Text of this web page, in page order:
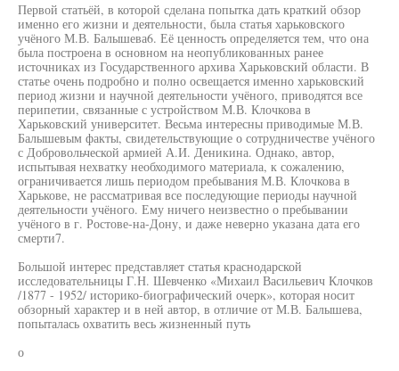
Первой статьёй, в которой сделана попытка дать краткий обзор
именно его жизни и деятельности, была статья харьковского
учёного М.В. Балышева6. Её ценность определяется тем, что она
была построена в основном на неопубликованных ранее
источниках из Государственного архива Харьковский области. В
статье очень подробно и полно освещается именно харьковский
период жизни и научной деятельности учёного, приводятся все
перипетии, связанные с устройством М.В. Клочкова в
Харьковский университет. Весьма интересны приводимые М.В.
Балышевым факты, свидетельствующие о сотрудничестве учёного
с Добровольческой армией А.И. Деникина. Однако, автор,
испытывая нехватку необходимого материала, к сожалению,
ограничивается лишь периодом пребывания М.В. Клочкова в
Харькове, не рассматривая все последующие периоды научной
деятельности учёного. Ему ничего неизвестно о пребывании
учёного в г. Ростове-на-Дону, и даже неверно указана дата его
смерти7.
Большой интерес представляет статья краснодарской
исследовательницы Г.Н. Шевченко «Михаил Васильевич Клочков
/1877 - 1952/ историко-биографический очерк», которая носит
обзорный характер и в ней автор, в отличие от М.В. Балышева,
попыталась охватить весь жизненный путь
о